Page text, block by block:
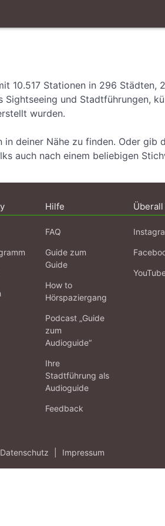
10.517 Stationen in 296 Städten,
und Stadtführungen,
wurden.
deiner Nähe zu finden. Oder gib
auch nach einem beliebigen
Hilfe
FAQ
Guide zum
Guide
How to
Hörspaziergang
Podcast „Guide
zum
Audioguide“
Ihre
Stadtführung als
Audioguide
Feedback
Überall
Datenschutz Impressum